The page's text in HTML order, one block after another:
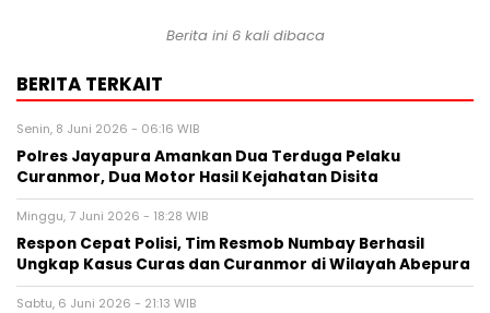
Berita ini 6 kali dibaca
BERITA TERKAIT
Senin, 8 Juni 2026 - 06:16 WIB
Polres Jayapura Amankan Dua Terduga Pelaku
Curanmor, Dua Motor Hasil Kejahatan Disita
Minggu, 7 Juni 2026 - 18:28 WIB
Respon Cepat Polisi, Tim Resmob Numbay Berhasil
Ungkap Kasus Curas dan Curanmor di Wilayah Abepura
Sabtu, 6 Juni 2026 - 21:13 WIB